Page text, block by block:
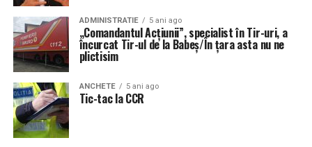
ADMINISTRATIE 5 ani ago
„Comandantul Acțiunii”, specialist în Tir-uri, a
încurcat Tir-ul de la Babeș/În țara asta nu ne
plictisim
ANCHETE 5 ani ago
Tic-tac la CCR